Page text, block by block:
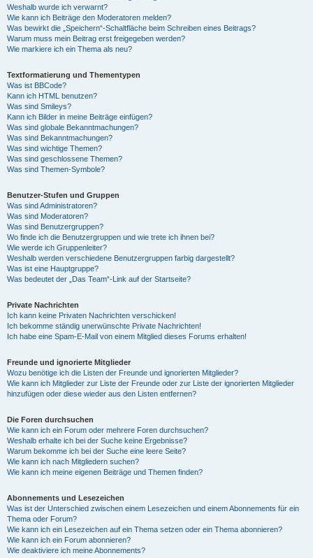
Weshalb wurde ich verwarnt?
Wie kann ich Beiträge den Moderatoren melden?
Was bewirkt die „Speichern“-Schaltfläche beim Schreiben eines Beitrags?
Warum muss mein Beitrag erst freigegeben werden?
Wie markiere ich ein Thema als neu?
Textformatierung und Thementypen
Was ist BBCode?
Kann ich HTML benutzen?
Was sind Smileys?
Kann ich Bilder in meine Beiträge einfügen?
Was sind globale Bekanntmachungen?
Was sind Bekanntmachungen?
Was sind wichtige Themen?
Was sind geschlossene Themen?
Was sind Themen-Symbole?
Benutzer-Stufen und Gruppen
Was sind Administratoren?
Was sind Moderatoren?
Was sind Benutzergruppen?
Wo finde ich die Benutzergruppen und wie trete ich ihnen bei?
Wie werde ich Gruppenleiter?
Weshalb werden verschiedene Benutzergruppen farbig dargestellt?
Was ist eine Hauptgruppe?
Was bedeutet der „Das Team“-Link auf der Startseite?
Private Nachrichten
Ich kann keine Privaten Nachrichten verschicken!
Ich bekomme ständig unerwünschte Private Nachrichten!
Ich habe eine Spam-E-Mail von einem Mitglied dieses Forums erhalten!
Freunde und ignorierte Mitglieder
Wozu benötige ich die Listen der Freunde und ignorierten Mitglieder?
Wie kann ich Mitglieder zur Liste der Freunde oder zur Liste der ignorierten Mitglieder
hinzufügen oder diese wieder aus den Listen entfernen?
Die Foren durchsuchen
Wie kann ich ein Forum oder mehrere Foren durchsuchen?
Weshalb erhalte ich bei der Suche keine Ergebnisse?
Warum bekomme ich bei der Suche eine leere Seite?
Wie kann ich nach Mitgliedern suchen?
Wie kann ich meine eigenen Beiträge und Themen finden?
Abonnements und Lesezeichen
Was ist der Unterschied zwischen einem Lesezeichen und einem Abonnements für ein
Thema oder Forum?
Wie kann ich ein Lesezeichen auf ein Thema setzen oder ein Thema abonnieren?
Wie kann ich ein Forum abonnieren?
Wie deaktiviere ich meine Abonnements?